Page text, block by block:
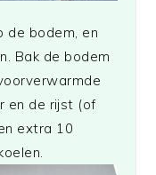
de bodem, en
Bak de bodem
en de rijst (of
extra 10